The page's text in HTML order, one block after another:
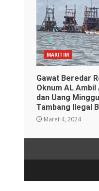
MARITIM
Gawat Beredar
Oknum AL
dan Uang
Tambang Ilegal
Maret 4, 2024